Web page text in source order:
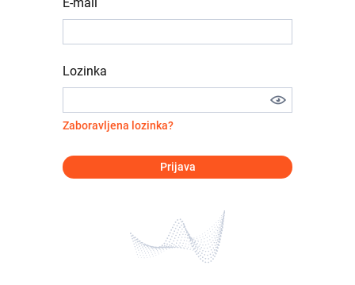
Lozinka
Zaboravljena lozinka?
Prijava